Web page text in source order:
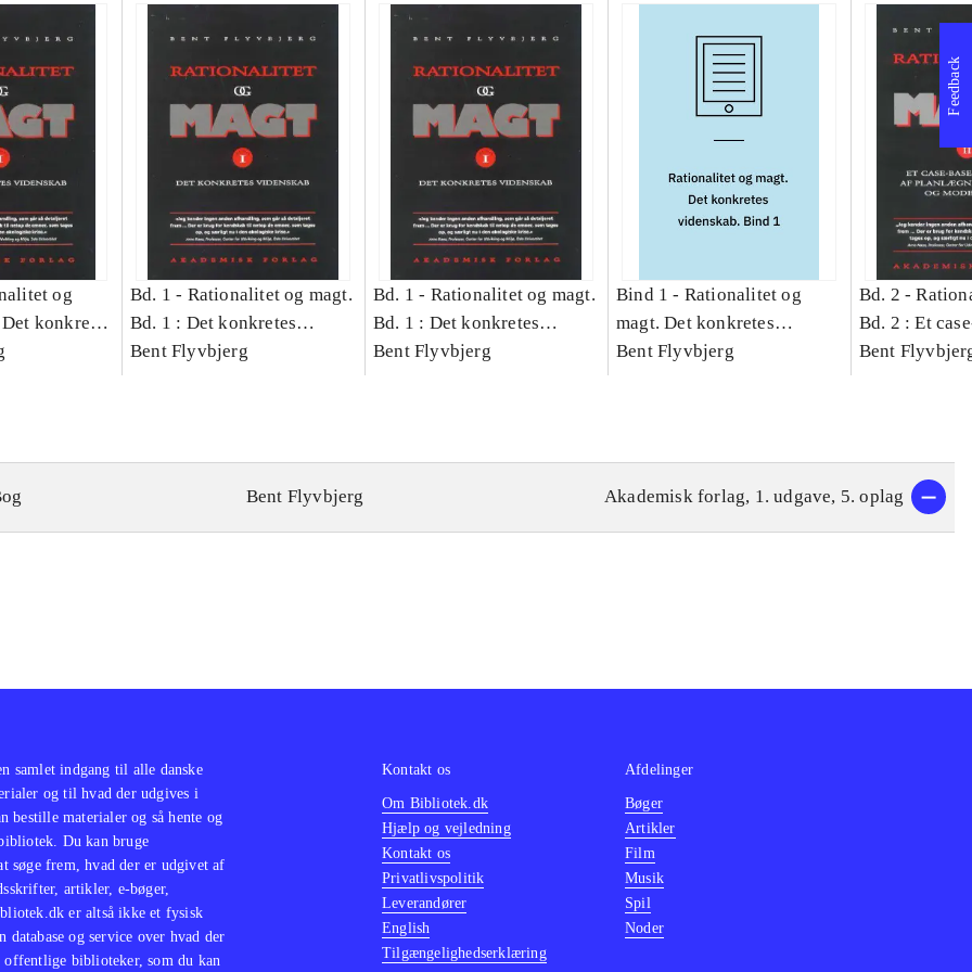
og
konkretes
Bd. 1 - Rationalitet og magt.
Bd. 1 : Det konkretes
videnskab
Bent Flyvbjerg
Bd. 1 - Rationalitet og magt.
Bd. 1 : Det konkretes
videnskab
Bent Flyvbjerg
Bind 1 - Rationalitet og
magt. Det konkretes
videnskab. Bind 1
Bent Flyvbjerg
Bd. 2 -
Bd. 2 : Et
studie af
Bent
Bent Flyvbjerg Akademisk forlag, 1. udgave, 5. oplag
Feedback
samlet indgang til alle danske
og til hvad der udgives i
bestille materialer og så hente og
Du kan bruge
søge frem, hvad der er udgivet af
artikler, e-bøger,
er altså ikke et fysisk
database og service over hvad der
offentlige biblioteker, som du kan
Kontakt os
Om Bibliotek.dk
Hjælp og vejledning
Kontakt os
Privatlivspolitik
Leverandører
English
Tilgængelighedserklæring
Afdelinger
Bøger
Artikler
Film
Musik
Spil
Noder